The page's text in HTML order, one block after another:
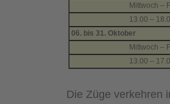
Mittwoch –
13.00 –
06. bis 31. Oktober
Mittwoch –
13.00 –
Die Züge verkehren